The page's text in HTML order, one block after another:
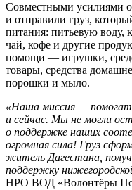
Совместными усилиями
и отправили груз,
питания: питьевую воду,
чай, кофе и другие
помощи — игрушки,
товары, средства
порошки и мыло.
«Наша миссия —
и сейчас. Мы не могли
о поддержке наших
огромная сила! Груз
житель Дагестана,
поддержку
НРО ВОД «Волонтёры